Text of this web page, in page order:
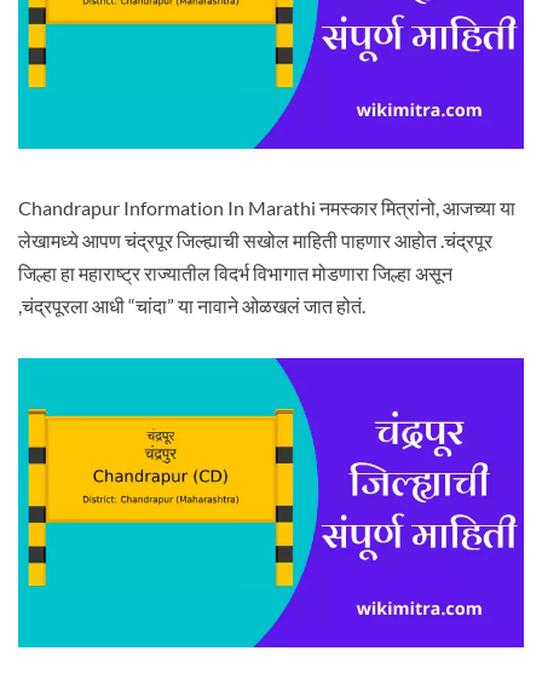
Chandrapur Information In Marathi नमस्कार मित्रांनो, आजच्या या
लेखामध्ये आपण चंद्रपूर जिल्ह्याची सखोल माहिती पाहणार आहोत .चंद्रपूर
जिल्हा हा महाराष्ट्र राज्यातील विदर्भ विभागात मोडणारा जिल्हा असून
,चंद्रपूरला आधी “चांदा” या नावाने ओळखलं जात होतं.